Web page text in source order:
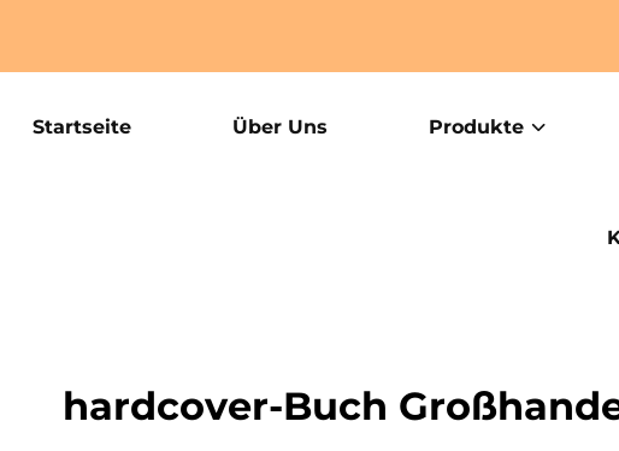
Startseite Über Uns Produkte
hardcover-Buch